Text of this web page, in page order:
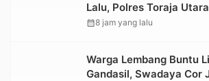
Lalu, Polres Toraja
Datangi TKP
calendar_month8 jam yang lalu
Warga Lembang Buntu
Gandasil, Swadaya Cor